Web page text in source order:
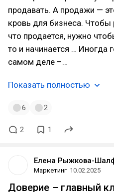
продавать. А продажи —
кровь для бизнеса. Чтобы
что продается, нужно
то и начинается … Иногда
самом деле –…
Показать полностью
6 2
2 1
Елена Рыжкова-
Маркетинг 10.02.2025
Доверие – главный